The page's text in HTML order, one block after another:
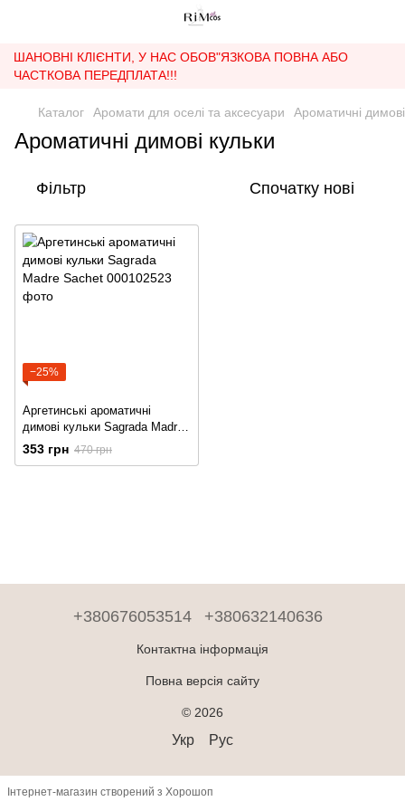
ШАНОВНІ КЛІЄНТИ, У НАС ОБОВ"ЯЗКОВА ПОВНА АБО
ЧАСТКОВА ПЕРЕДПЛАТА!!!
Каталог Аромати для оселі та аксесуари Ароматичні
Ароматичні димові кульки
Фільтр Спочатку нові
−25%
Аргетинські ароматичні
димові кульки Sagrada Madre
Sachet
353 грн 470 грн
+380676053514 +380632140636
Контактна інформація
Повна версія сайту
© 2026
Укр Рус
Інтернет-магазин створений з Хорошоп